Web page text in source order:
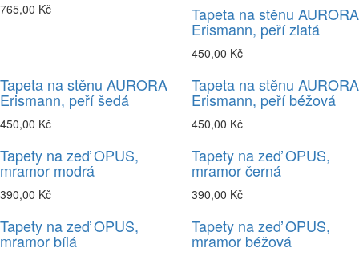
765,00 Kč Tapeta na stěnu AURORA
Erismann, peří zlatá
450,00 Kč
Tapeta na stěnu AURORA
Erismann, peří šedá
450,00 Kč
Tapeta na stěnu AURORA
Erismann, peří béžová
450,00 Kč
Tapety na zeď OPUS,
mramor modrá
390,00 Kč
Tapety na zeď OPUS,
mramor černá
390,00 Kč
Tapety na zeď OPUS,
mramor bílá
Tapety na zeď OPUS,
mramor béžová